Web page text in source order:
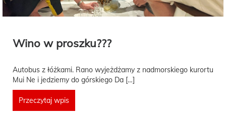
Wino w proszku???
Autobus z łóżkami. Rano wyjeżdżamy z nadmorskiego kurortu
Mui Ne i jedziemy do górskiego Da […]
Przeczytaj wpis